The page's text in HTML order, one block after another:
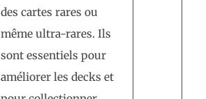
des cartes rares ou
même ultra-rares. Ils
sont essentiels pour
améliorer les decks et